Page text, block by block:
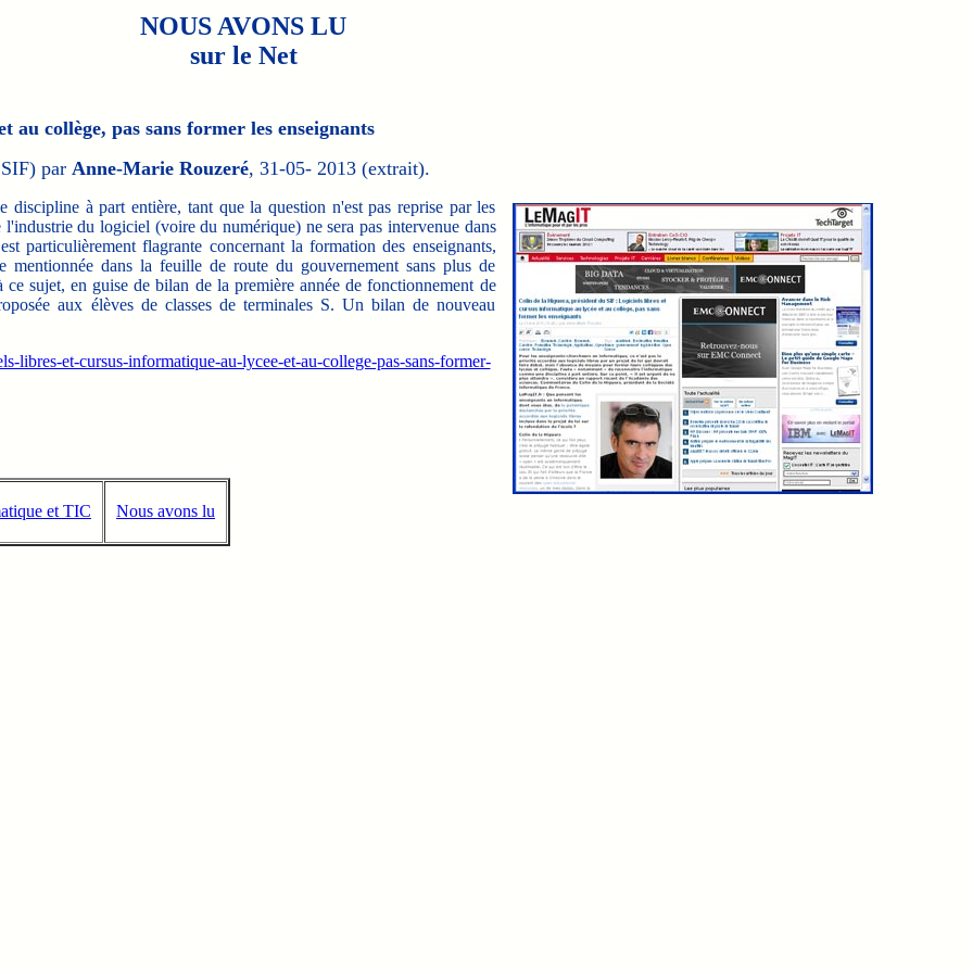
NOUS AVONS LU
sur le Net
collège, pas sans former les enseignants
par Anne-Marie Rouzeré, 31-05- 2013 (extrait).
à part entière, tant que la question n'est pas reprise par les
du logiciel (voire du numérique) ne sera pas intervenue dans
particulièrement flagrante concernant la formation des enseignants,
mentionnée dans la feuille de route du gouvernement sans plus de
sujet, en guise de bilan de la première année de fonctionnement de
aux élèves de classes de terminales S. Un bilan de nouveau
et-cursus-informatique-au-lycee-et-au-college-pas-sans-former-
et TIC Nous avons lu